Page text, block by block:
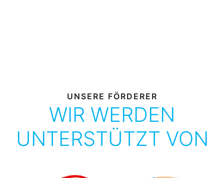
UNSERE FÖRDERER
WIR WERDEN
UNTERSTÜTZT VON